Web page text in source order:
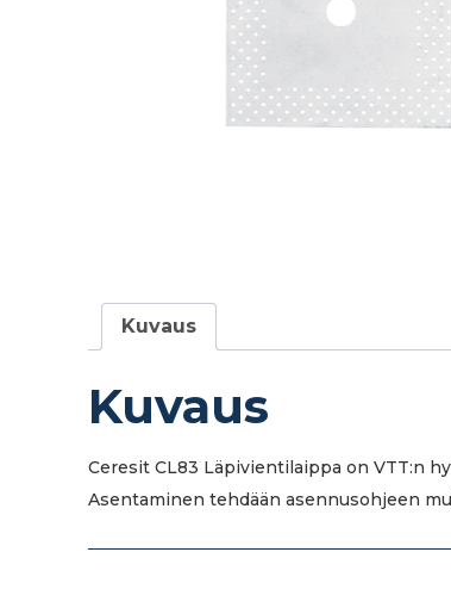
Kuvaus
Kuvaus
Ceresit CL83 Läpivientilaippa on VTT:n
Asentaminen tehdään asennusohjeen